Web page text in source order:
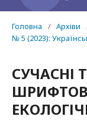
Головна / Архіви
№ 5 (2023):
СУЧАСНІ